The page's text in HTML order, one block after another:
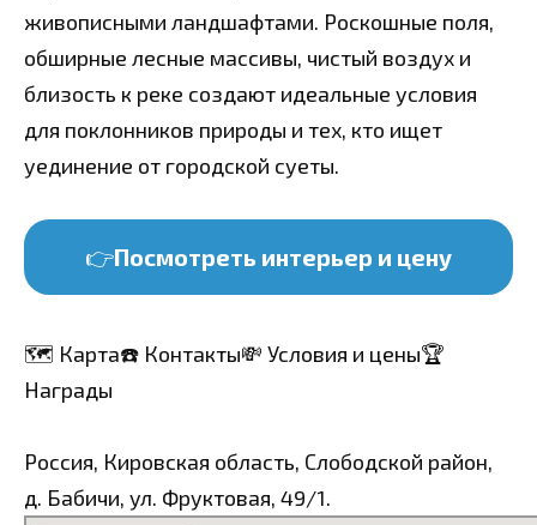
живописными ландшафтами. Роскошные поля,
обширные лесные массивы, чистый воздух и
близость к реке создают идеальные условия
для поклонников природы и тех, кто ищет
уединение от городской суеты.
👉Посмотреть интерьер и цену
🗺️ Карта☎️ Контакты💸 Условия и цены🏆
Награды
Россия, Кировская область, Слободской район,
д. Бабичи, ул. Фруктовая, 49/1.